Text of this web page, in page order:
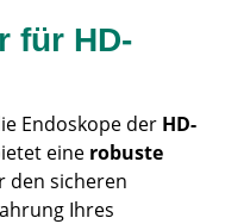
für HD-
Endoskope der HD-
eine robuste
den sicheren
Ihres